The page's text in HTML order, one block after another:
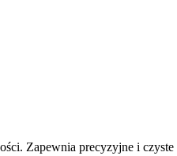
Zapewnia precyzyjne i czyste